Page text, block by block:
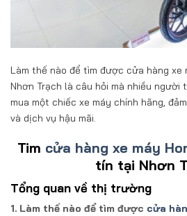
Làm thế nào để tìm được cửa hàng xe
Nhơn Trạch là câu hỏi mà nhiều người
mua một chiếc xe máy chính hãng,
và dịch vụ hậu mãi.
Tim cửa hàng xe máy
tín tại Nhơn
Tổng quan về thị trường
1. Làm thế nào để tìm được cửa